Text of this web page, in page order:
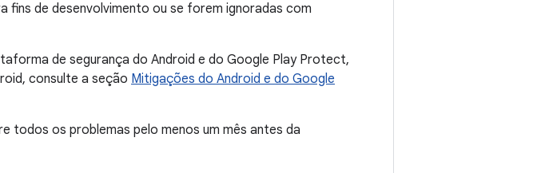
de desenvolvimento ou se forem ignoradas com
de segurança do Android e do Google Play Protect,
consulte a seção Mitigações do Android e do Google
todos os problemas pelo menos um mês antes da